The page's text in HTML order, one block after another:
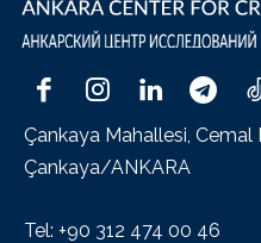
Çankaya Mahallesi, Cemal
Çankaya/ANKARA
Tel: +90 312 474 00 46